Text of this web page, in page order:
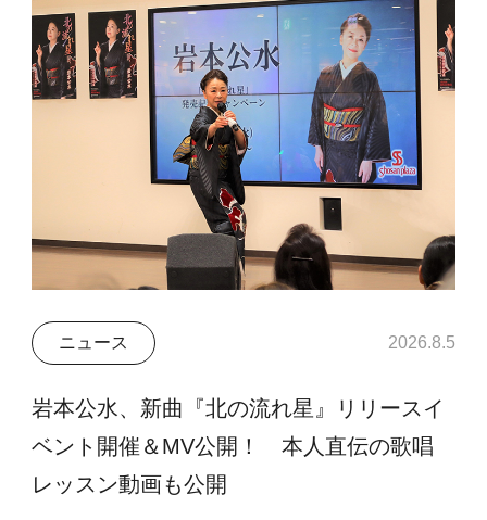
ニュース 2026.8.5
岩本公水、新曲『北の流れ星』リリースイ
ベント開催＆MV公開！ 本人直伝の歌唱
レッスン動画も公開